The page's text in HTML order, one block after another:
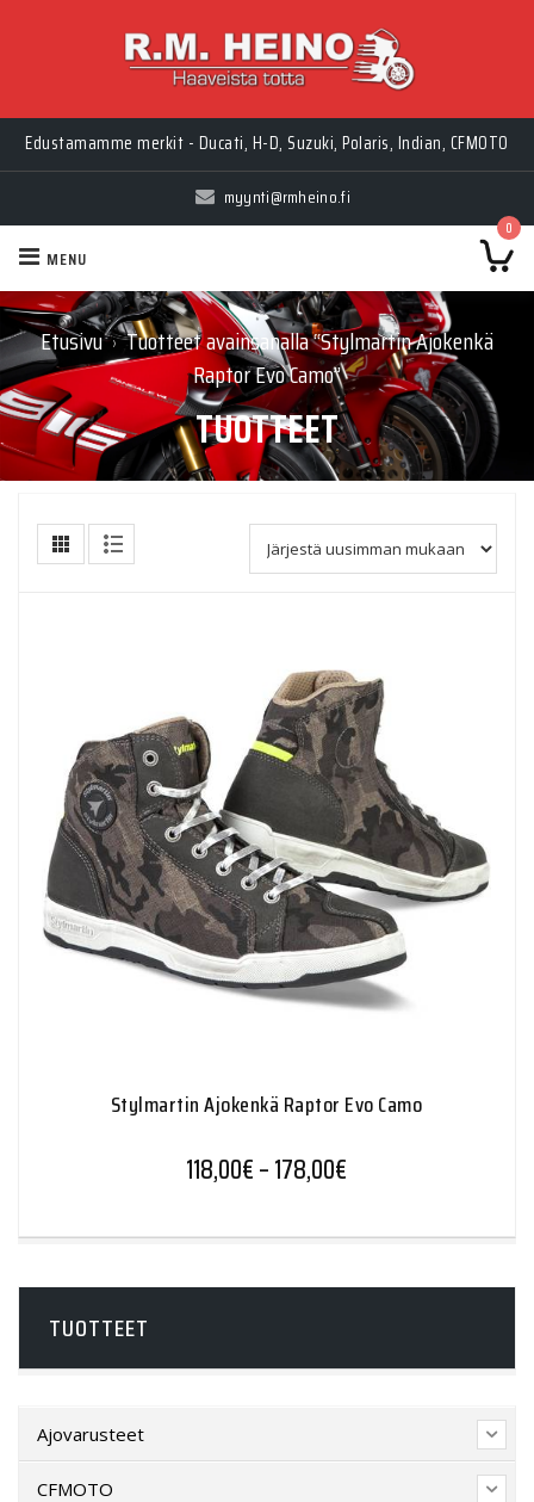
Edustamamme merkit - Ducati, H-D, Suzuki, Polaris, Indian, CFMOTO
myynti@rmheino.fi
0
MENU
Etusivu › Tuotteet avainsanalla “Stylmartin Ajokenkä
Raptor Evo Camo”
TUOTTEET
Stylmartin Ajokenkä Raptor Evo Camo
118,00€–178,00€
TUOTTEET
Ajovarusteet
CFMOTO